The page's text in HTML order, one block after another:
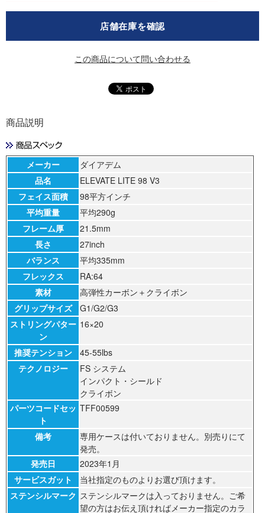
店舗在庫を確認
この商品について問い合わせる
商品説明
メーカー
ダイアデム
品名
ELEVATE LITE 98 V3
フェイス面積
98平方インチ
平均重量
平均290g
フレーム厚
21.5mm
長さ
27inch
バランス
平均335mm
フレックス
RA:64
素材
高弾性カーボン＋クライボン
グリップサイズ
G1/G2/G3
ストリングパター
ン
16×20
推奨テンション
45-55lbs
テクノロジー
FS システム
インパクト・シールド
クライボン
パーツコードセッ
ト
TFF00599
備考
専用ケースは付いておりません。別売りにて
発売。
発売日
2023年1月
サービスガット
当社指定のものよりお選び頂けます。
ステンシルマーク ステンシルマークは入っておりません。ご希
望の方はお伝え頂ければメーカー指定のカラ